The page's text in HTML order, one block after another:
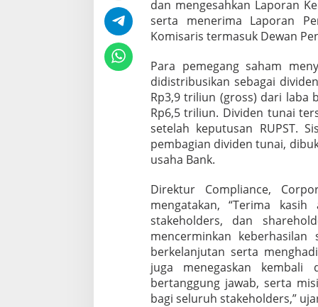
a
p
o
r
n
K
e
u
a
n
g
a
h
u
n
a
K
o
n
dan mengesahkan Laporan
serta menerima Laporan
Komisaris termasuk Dewan
Para pemegang saham
didistribusikan sebagai
Rp3,9 triliun (gross) dari laba
Rp6,5 triliun. Dividen tunai
setelah keputusan RUPST.
pembagian dividen tunai,
usaha Bank.
Direktur Compliance,
mengatakan, “Terima
stakeholders, dan
mencerminkan
berkelanjutan serta
juga menegaskan kembali
bertanggung jawab, serta
bagi seluruh stakeholders,”